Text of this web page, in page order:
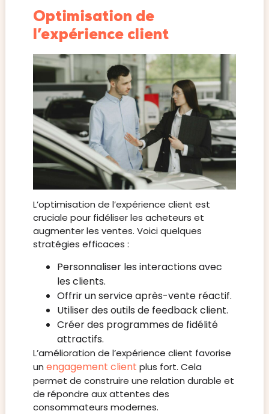
Optimisation de
l’expérience client
L’optimisation de l’expérience client est
cruciale pour fidéliser les acheteurs et
augmenter les ventes. Voici quelques
stratégies efficaces :
Personnaliser les interactions avec
les clients.
Offrir un service après-vente réactif.
Utiliser des outils de feedback client.
Créer des programmes de fidélité
attractifs.
L’amélioration de l’expérience client favorise
un engagement client plus fort. Cela
permet de construire une relation durable et
de répondre aux attentes des
consommateurs modernes.